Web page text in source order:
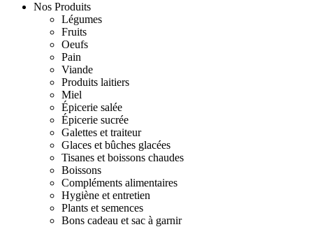
Nos Produits
Légumes
Fruits
Oeufs
Pain
Viande
Produits laitiers
Miel
Épicerie salée
Épicerie sucrée
Galettes et traiteur
Glaces et bûches glacées
Tisanes et boissons chaudes
Boissons
Compléments alimentaires
Hygiène et entretien
Plants et semences
Bons cadeau et sac à garnir